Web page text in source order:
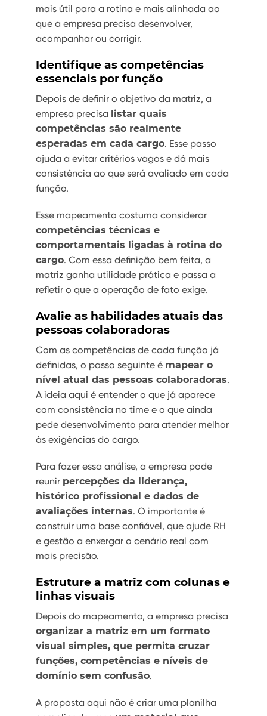
mais útil para a rotina e mais alinhada ao
que a empresa precisa desenvolver,
acompanhar ou corrigir.
Identifique as competências
essenciais por função
Depois de definir o objetivo da matriz, a
empresa precisa listar quais
competências são realmente
esperadas em cada cargo. Esse passo
ajuda a evitar critérios vagos e dá mais
consistência ao que será avaliado em cada
função.
Esse mapeamento costuma considerar
competências técnicas e
comportamentais ligadas à rotina do
cargo. Com essa definição bem feita, a
matriz ganha utilidade prática e passa a
refletir o que a operação de fato exige.
Avalie as habilidades atuais das
pessoas colaboradoras
Com as competências de cada função já
definidas, o passo seguinte é mapear o
nível atual das pessoas colaboradoras.
A ideia aqui é entender o que já aparece
com consistência no time e o que ainda
pede desenvolvimento para atender melhor
às exigências do cargo.
Para fazer essa análise, a empresa pode
reunir percepções da liderança,
histórico profissional e dados de
avaliações internas. O importante é
construir uma base confiável, que ajude RH
e gestão a enxergar o cenário real com
mais precisão.
Estruture a matriz com colunas e
linhas visuais
Depois do mapeamento, a empresa precisa
organizar a matriz em um formato
visual simples, que permita cruzar
funções, competências e níveis de
domínio sem confusão.
A proposta aqui não é criar uma planilha